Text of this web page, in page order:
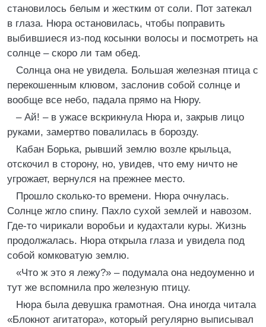
становилось белым и жестким от соли. Пот затекал
в глаза. Нюра остановилась, чтобы поправить
выбившиеся из-под косынки волосы и посмотреть на
солнце – скоро ли там обед.
Солнца она не увидела. Большая железная птица с
перекошенным клювом, заслонив собой солнце и
вообще все небо, падала прямо на Нюру.
– Ай! – в ужасе вскрикнула Нюра и, закрыв лицо
руками, замертво повалилась в борозду.
Кабан Борька, рывший землю возле крыльца,
отскочил в сторону, но, увидев, что ему ничто не
угрожает, вернулся на прежнее место.
Прошло сколько-то времени. Нюра очнулась.
Солнце жгло спину. Пахло сухой землей и навозом.
Где-то чирикали воробьи и кудахтали куры. Жизнь
продолжалась. Нюра открыла глаза и увидела под
собой комковатую землю.
«Что ж это я лежу?» – подумала она недоуменно и
тут же вспомнила про железную птицу.
Нюра была девушка грамотная. Она иногда читала
«Блокнот агитатора», который регулярно выписывал